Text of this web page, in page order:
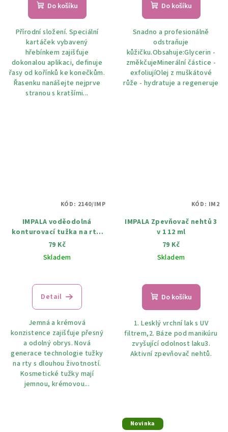
Do košíku
Přírodní složení. Speciální
kartáček vybavený
hřebínkem zajišťuje
dokonalou aplikaci, definuje
řasy od kořínků ke konečkům.
Řasenku nanášejte nejprve
stranou s kratšími...
Do košíku
Snadno a profesionálně
odstraňuje
kůžičku.Obsahuje:Glycerin -
změkčujeMinerální částice -
exfoliujíOlej z muškátové
růže - hydratuje a regeneruje
IMPALA voděodolná
konturovací tužka na rty,
různé odstíny
79 Kč
Skladem
Detail
Jemná a krémová
konzistence zajišťuje přesný
a odolný obrys. Nová
generace technologie tužky
na rty s dlouhou životností.
Kosmetické tužky mají
jemnou, krémovou...
KÓD: 2140/IMP
IMPALA Zpevňovač nehtů 3
v 1 12 ml
79 Kč
Skladem
Do košíku
1. Lesklý vrchní lak s UV
filtrem,2. Báze pod manikúru
zvyšující odolnost laku3.
Aktivní zpevňovač nehtů.
KÓD: IM2
Novinka